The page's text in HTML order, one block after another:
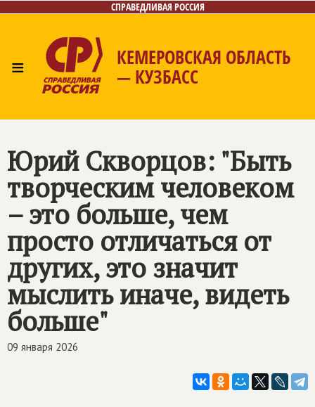
СПРАВЕДЛИВАЯ РОССИЯ
≡ КЕМЕРОВСКАЯ ОБЛАСТЬ
— КУЗБАСС
Фото/Видео Контакты
Юрий Скворцов: "Быть
творческим человеком
– это больше, чем
просто отличаться от
других, это значит
мыслить иначе, видеть
больше"
09 января 2026